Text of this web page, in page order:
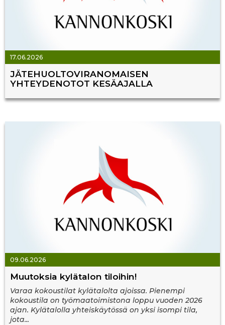
17.06.2026
JÄTEHUOLTOVIRANOMAISEN
YHTEYDENOTOT KESÄAJALLA
09.06.2026
Muutoksia kylätalon tiloihin!
Varaa kokoustilat kylätalolta ajoissa. Pienempi
kokoustila on työmaatoimistona loppu vuoden 2026
ajan. Kylätalolla yhteiskäytössä on yksi isompi tila,
jota...